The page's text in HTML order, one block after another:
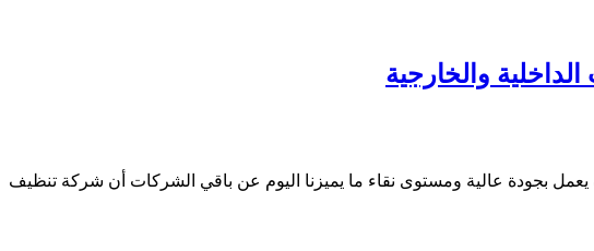
بجودة عالية ومستوى نقاء ما يميزنا اليوم عن باقي الشركات أن شركة تنظيف